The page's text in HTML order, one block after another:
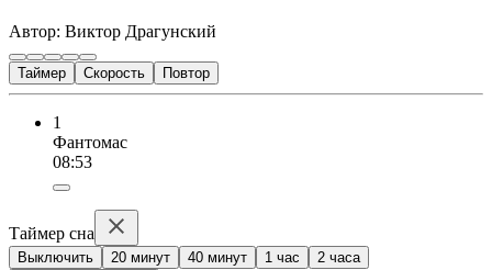
Автор: Виктор Драгунский
Таймер Скорость Повтор
1
Фантомас
08:53
Таймер сна
Выключить 20 минут 40 минут 1 час
2 часа